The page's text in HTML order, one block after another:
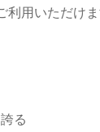
利用いただけ
る